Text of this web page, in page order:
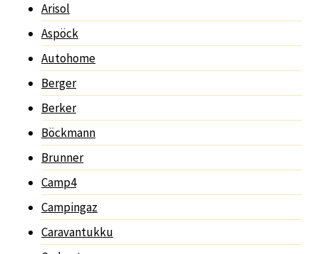
Arisol
Aspöck
Autohome
Berger
Berker
Böckmann
Brunner
Camp4
Campingaz
Caravantukku